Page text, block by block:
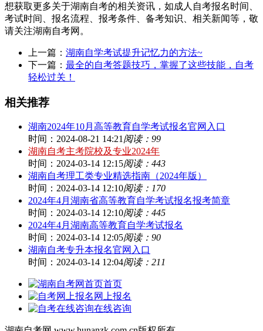
想获取更多关于湖南自考的相关资讯，如成人自考报名时间、
考试时间、报名流程、报考条件、备考知识、相关新闻等，敬
请关注湖南自考网。
上一篇： 湖南自学考试提升记忆力的方法~
下一篇： 最全的自考答题技巧，掌握了这些技能，自考
轻松过关！
相关推荐
湖南2024年10月高等教育自学考试报名官网入口
时间：2024-08-21 14:21 阅读：99
湖南自考主考院校及专业2024年
时间：2024-03-14 12:15阅读：443
湖南自考理工类专业精选指南（2024年版）
时间：2024-03-14 12:10阅读：170
2024年4月湖南省高等教育自学考试报名报考简章
时间：2024-03-14 12:10阅读：445
2024年4月湖南高等教育自学考试报名
时间：2024-03-14 12:05阅读：90
湖南自考专升本报名官网入口
时间：2024-03-14 12:04阅读：211
首页
网上报名
在线咨询